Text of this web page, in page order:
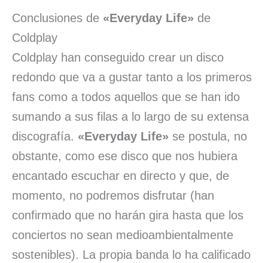
Conclusiones de «Everyday Life» de
Coldplay
Coldplay han conseguido crear un disco
redondo que va a gustar tanto a los primeros
fans como a todos aquellos que se han ido
sumando a sus filas a lo largo de su extensa
discografía. «Everyday Life» se postula, no
obstante, como ese disco que nos hubiera
encantado escuchar en directo y que, de
momento, no podremos disfrutar (han
confirmado que no harán gira hasta que los
conciertos no sean medioambientalmente
sostenibles). La propia banda lo ha calificado